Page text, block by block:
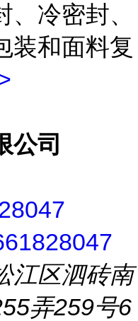
冷密封、
装和面料复
公司
江区泗砖南
弄259号6